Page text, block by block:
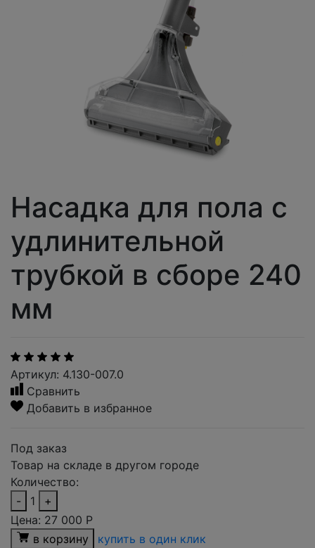
Насадка для пола с
удлинительной
трубкой в сборе 240
мм
Артикул: 4.130-007.0
Сравнить
Добавить в избранное
Под заказ
Товар на складе в другом городе
Количество:
-
1
+
Цена: 27 000 Р
в корзину
купить в один клик